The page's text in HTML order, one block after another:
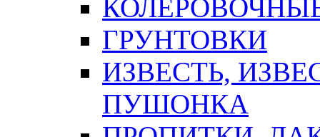
ГРУНТОВКИ
ИЗВЕСТЬ,
ПУШОНКА